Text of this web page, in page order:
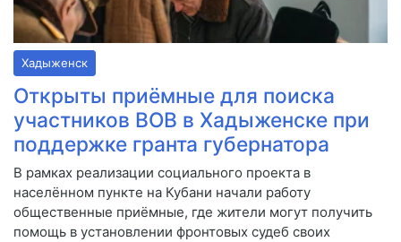
Хадыженск
Открыты приёмные для поиска
участников ВОВ в Хадыженске при
поддержке гранта губернатора
В рамках реализации социального проекта в
населённом пункте на Кубани начали работу
общественные приёмные, где жители могут получить
помощь в установлении фронтовых судеб своих